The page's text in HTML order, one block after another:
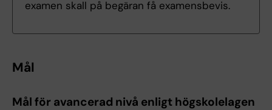
examen skall på begäran få examensbevis.
Mål
Mål för avancerad nivå enligt högskolelagen